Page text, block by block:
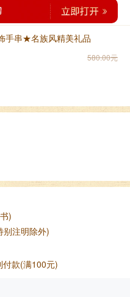
手串★名族风精美礼品
580.00元
)
别注明除外)
付款(满100元)